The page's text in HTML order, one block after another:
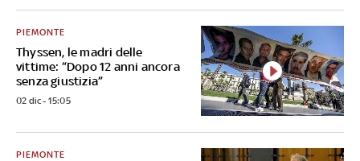
Thyssen, le madri delle
vittime: “Dopo 12 anni ancora
senza giustizia”
PIEMONTE
02 dic - 15:05
PIEMONTE